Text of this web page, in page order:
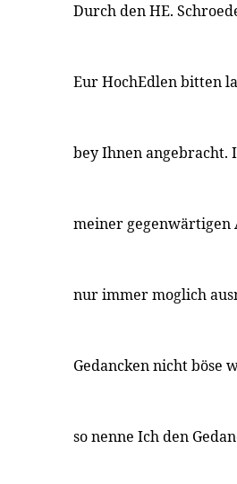
Durch den HE.
Eur HochEdlen bitten
bey Ihnen angebracht.
meiner gegenwärtigen
nur immer moglich
Gedancken nicht böse
so nenne Ich den